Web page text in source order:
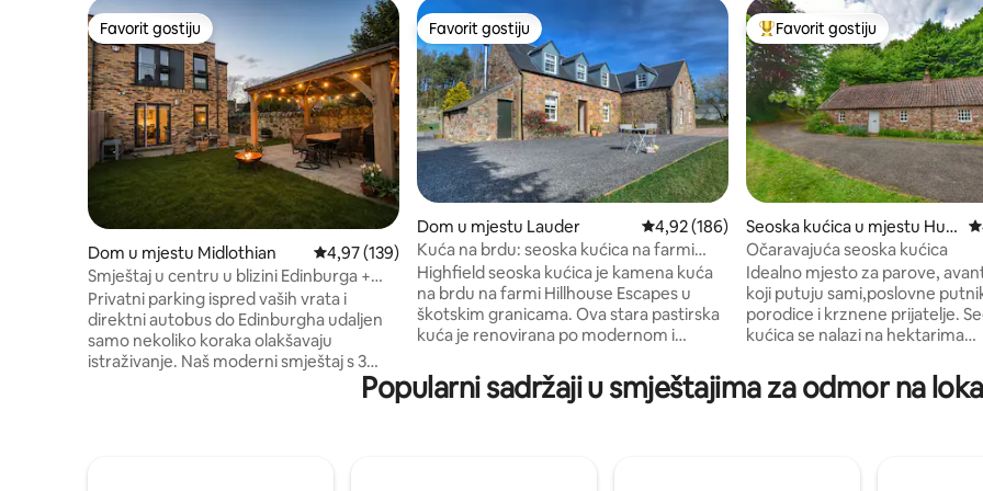
Favorit gostiju
Favorit gostiju
Dom u mjestu Midlothian Prosječna ocjena: 4,97 od 5, recenzija: 139
4,97 (139)
Smještaj u centru u blizini Edinburga +
besplatan parking + vrt
Privatni parking ispred vaših vrata i
direktni autobus do Edinburgha udaljen
samo nekoliko koraka olakšavaju
istraživanje. Naš moderni smještaj s 3
spavaće sobe nudi prostor, udobnost i
miran privatni vrt za opuštanje nakon
Favorit gostiju
Favorit gostiju
Dom u mjestu Lauder Prosječna ocjena: 4,92 od 5, recenzija: 186
4,92 (186)
Kuća na brdu: seoska kućica na farmi
Highfield (4+1)
Highfield seoska kućica je kamena kuća
na brdu na farmi Hillhouse Escapes u
škotskim granicama. Ova stara pastirska
kuća je renovirana po modernom i
kuhinju s štednjakom i velikim
trpezarijskim stolom, ogroman salon i
Glavni favorit gostiju
Favorit gostiju
Seoska kućica u mjestu Hu
mbie
Očaravajuća seoska kućica
Idealno mjesto za parove,
koji putuju sami,poslovne
porodice i krznene prijatelje.
kućica se nalazi na hektarima
kroz vrt. Opremljen je super
bračnim krevetom i dodatnim
dostupne u blizini. Opustite se i
Popularni sadržaji u smještajima za odmor na